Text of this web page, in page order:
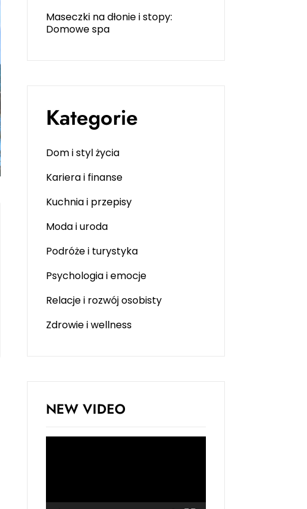
Maseczki na dłonie i stopy:
Domowe spa
Kategorie
Dom i styl życia
Kariera i finanse
Kuchnia i przepisy
Moda i uroda
Podróże i turystyka
Psychologia i emocje
Relacje i rozwój osobisty
Zdrowie i wellness
NEW VIDEO